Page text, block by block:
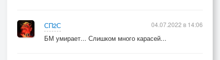
СП2С
БМ умирает... Слишком много карасей...
04.07.2022 в 14:06